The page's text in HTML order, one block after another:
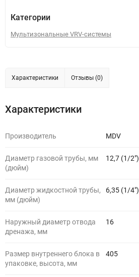
Категории
Мультизональные VRV-системы
Характеристики Отзывы (0)
Характеристики
Производитель MDV
Диаметр газовой трубы, мм
(дюйм)
12,7 (1/2")
Диаметр жидкостной трубы,
мм (дюйм)
6,35 (1/4")
Наружный диаметр отвода
дренажа, мм
16
Размер внутреннего блока в
упаковке, высота, мм
405